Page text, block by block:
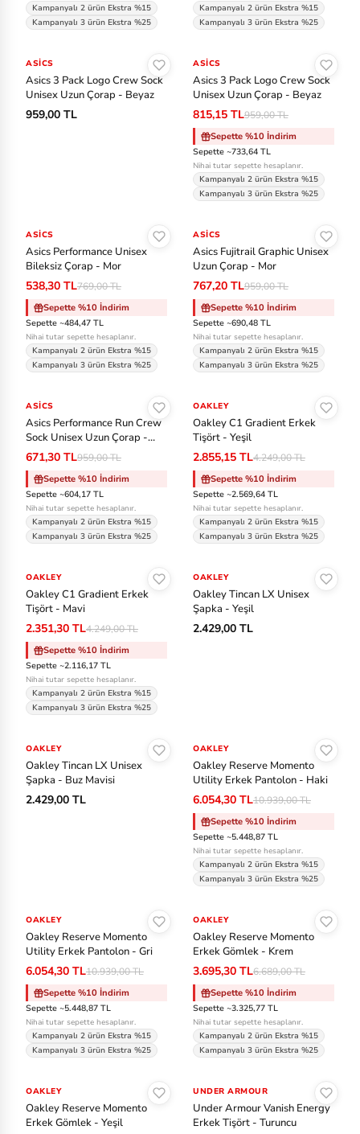
V
Vi
ct
Kampanyalı 2 ürün Ekstra %15
Kampanyalı 3 ürün Ekstra %25
Kampanyalı 2 ürün Ekstra %15
Kampanyalı 3 ürün Ekstra %25
ASICS
Asics 3 Pack Logo Crew Sock
Unisex Uzun Çorap - Beyaz
959,00 TL
-%15
ASICS
Asics 3 Pack Logo Crew Sock
Unisex Uzun Çorap - Beyaz
815,15 TL959,00 TL
Sepette %10 İndirim
Sepette ~733,64 TL
Nihai tutar sepette hesaplanır.
Kampanyalı 2 ürün Ekstra %15
Kampanyalı 3 ürün Ekstra %25
-%30
ASICS
Asics Performance Unisex
Bileksiz Çorap - Mor
538,30 TL769,00 TL
Sepette %10 İndirim
Sepette ~484,47 TL
Nihai tutar sepette hesaplanır.
Kampanyalı 2 ürün Ekstra %15
Kampanyalı 3 ürün Ekstra %25
-%20
ASICS
Asics Fujitrail Graphic Unisex
Uzun Çorap - Mor
767,20 TL959,00 TL
Sepette %10 İndirim
Sepette ~690,48 TL
Nihai tutar sepette hesaplanır.
Kampanyalı 2 ürün Ekstra %15
Kampanyalı 3 ürün Ekstra %25
-%30
ASICS
Asics Performance Run Crew
Sock Unisex Uzun Çorap -
Çok Renkli
671,30 TL959,00 TL
Sepette %10 İndirim
Sepette ~604,17 TL
Nihai tutar sepette hesaplanır.
Kampanyalı 2 ürün Ekstra %15
Kampanyalı 3 ürün Ekstra %25
-%33
OAKLEY
Oakley C1 Gradient Erkek
Tişört - Yeşil
2.855,15 TL4.249,00 TL
Sepette %10 İndirim
Sepette ~2.569,64 TL
Nihai tutar sepette hesaplanır.
Kampanyalı 2 ürün Ekstra %15
Kampanyalı 3 ürün Ekstra %25
-%45
OAKLEY
Oakley C1 Gradient Erkek
Tişört - Mavi
2.351,30 TL4.249,00 TL
Sepette %10 İndirim
Sepette ~2.116,17 TL
Nihai tutar sepette hesaplanır.
Kampanyalı 2 ürün Ekstra %15
Kampanyalı 3 ürün Ekstra %25
OAKLEY
Oakley Tincan LX Unisex
Şapka - Yeşil
2.429,00 TL
OAKLEY
Oakley Tincan LX Unisex
Şapka - Buz Mavisi
2.429,00 TL
-%45
OAKLEY
Oakley Reserve Momento
Utility Erkek Pantolon - Haki
6.054,30 TL10.939,00 TL
Sepette %10 İndirim
Sepette ~5.448,87 TL
Nihai tutar sepette hesaplanır.
Kampanyalı 2 ürün Ekstra %15
Kampanyalı 3 ürün Ekstra %25
-%45
OAKLEY
Oakley Reserve Momento
Utility Erkek Pantolon - Gri
6.054,30 TL10.939,00 TL
Sepette %10 İndirim
Sepette ~5.448,87 TL
Nihai tutar sepette hesaplanır.
Kampanyalı 2 ürün Ekstra %15
Kampanyalı 3 ürün Ekstra %25
-%45
OAKLEY
Oakley Reserve Momento
Erkek Gömlek - Krem
3.695,30 TL6.689,00 TL
Sepette %10 İndirim
Sepette ~3.325,77 TL
Nihai tutar sepette hesaplanır.
Kampanyalı 2 ürün Ekstra %15
Kampanyalı 3 ürün Ekstra %25
OAKLEY
Oakley Reserve Momento
Erkek Gömlek - Yeşil
-%15
UNDER ARMOUR
Under Armour Vanish Energy
Erkek Tişört - Turuncu